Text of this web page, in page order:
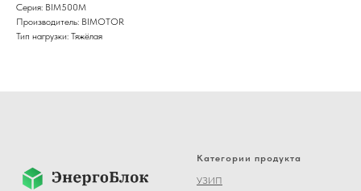
Серия: BIM500M
Производитель: BIMOTOR
Тип нагрузки: Тяжёлая
Категории продукта
УЗИП